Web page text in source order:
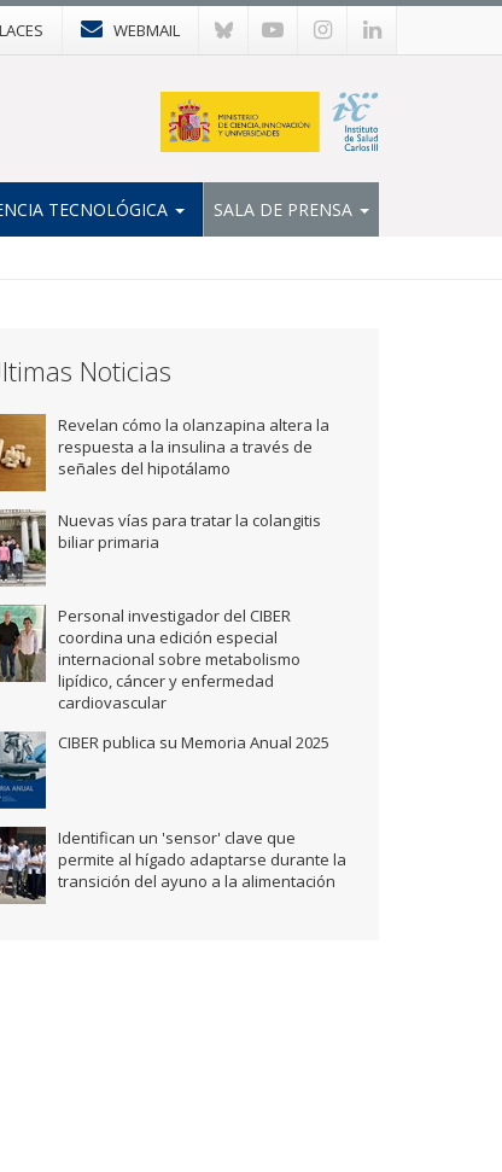
WEBMAIL
TECNOLÓGICA SALA DE PRENSA
Noticias
Revelan cómo la olanzapina altera la
respuesta a la insulina a través de
señales del hipotálamo
Nuevas vías para tratar la colangitis
biliar primaria
Personal investigador del CIBER
coordina una edición especial
internacional sobre metabolismo
lipídico, cáncer y enfermedad
cardiovascular
CIBER publica su Memoria Anual 2025
Identifican un 'sensor' clave que
permite al hígado adaptarse durante la
transición del ayuno a la alimentación